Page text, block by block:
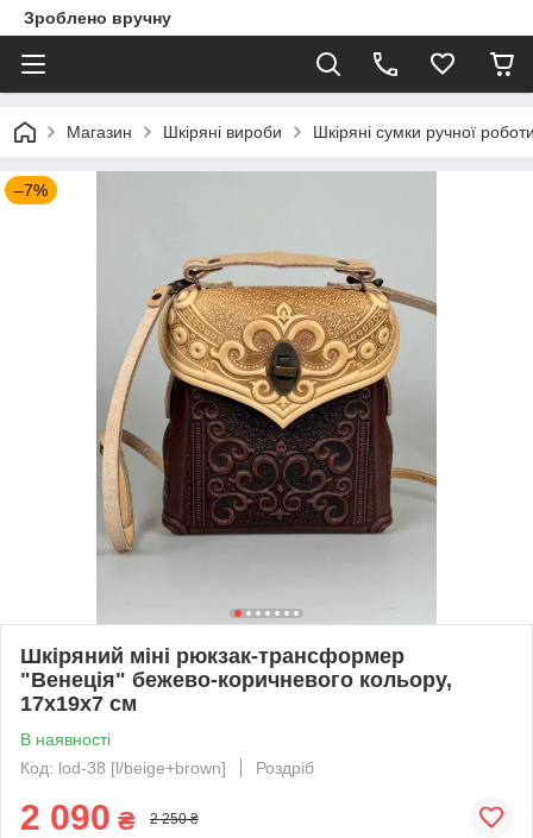
Зроблено вручну
Магазин Шкіряні вироби Шкіряні сумки ручної
–7%
Шкіряний міні рюкзак-трансформер
"Венеція" бежево-коричневого кольору,
17х19х7 см
В наявності
Код: lod-38 [l/beige+brown]
Роздріб
2 090 ₴ 2 250 ₴